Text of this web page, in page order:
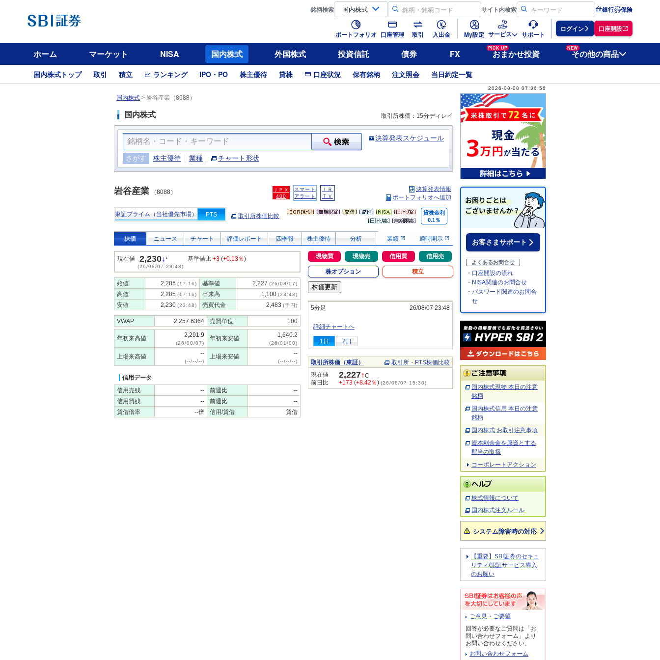
銘柄検索 サイト内検索 銀行 保険
ポートフォリオ 口座管理 取引 入出金 My設定 サービス サポート
ログイン 口座開設
ホーム マーケット NISA 国内株式 外国株式 投資信託 債券 FX
PICK UP
おまかせ投資
NEW
その他の商品
国内株式トップ 取引 積立 ランキング IPO・PO 株主優待 貸株 口座状況 保有銘柄 注文照会 当日約定一覧
2026-08-08 07:36:56
国内株式 > 岩谷産業（8088）
国内株式 取引所株価：15分ディレイ
決算発表スケジュール
さがす 株主優待 業種 チャート形状
岩谷産業 （8088）
ＪＰＸ
400
スマート
アラート
ＩＲ
ＴＶ
決算発表情報
ポートフォリオへ追加
東証プライム（当社優先市場） PTS 取引所株価比較
貸株金利
0.1％
株価 ニュース チャート 評価レポート 四季報 株主優待 分析 業績 適時開示
現在値 2,230↓*
(26/08/07 23:48)
基準値比 +3 (+0.13％)
始値 2,285 (17:16) 基準値 2,227 (26/08/07)
高値 2,285 (17:16) 出来高 1,100 (23:48)
安値 2,230 (23:48) 売買代金 2,483 (千円)
VWAP 2,257.6364 売買単位 100
年初来高値 2,291.9
(26/08/07)
年初来安値 1,640.2
(26/01/08)
上場来高値 --
(--/--/--)
上場来安値 --
(--/--/--)
信用データ
信用売残
-- 前週比
--
信用買残
-- 前週比
--
貸借倍率
--倍 信用/貸借 貸借
現物買 現物売 信用買 信用売
株オプション 積立
5分足 26/08/07 23:48
詳細チャートへ
1日 2日
取引所株価（東証）
取引所・PTS株価比較
現在値
2,227↑C
前日比
+173 (+8.42％) (26/08/07 15:30)
お客さまサポート
よくあるお問合せ
・口座開設の流れ
・NISA関連のお問合せ
・パスワード関連のお問合
せ
国内株式現物 本日の注意
銘柄
国内株式信用 本日の注意
銘柄
国内株式 お取引注意事項
資本剰余金を原資とする
配当の取扱
コーポレートアクション
株式情報について
国内株式注文ルール
システム障害時の対応
【重要】SBI証券のセキュ
リティ/認証サービス導入
のお願い
ご意見・ご要望
回答が必要なご質問は「お
問い合わせフォーム」より
お問い合わせください。
お問い合わせフォーム